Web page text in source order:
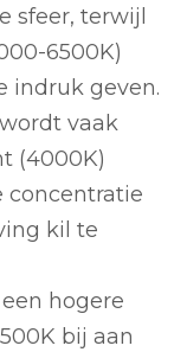
sfeer, terwijl
6500K)
indruk geven.
vaak
(4000K)
concentratie
kil te
hogere
bij aan